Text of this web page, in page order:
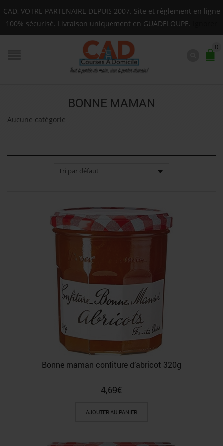
Livraison sur toute la Guadeloupe : Mardi, Jeudi,
0
BONNE MAMAN
Aucune catégorie
Bonne maman confiture d’abricot 320g
4,69€
AJOUTER AU PANIER
CAD, VOTRE PARTENAIRE DEPUIS 2007. Site et règlement en ligne
100% sécurisé. Livraison uniquement en GUADELOUPE.